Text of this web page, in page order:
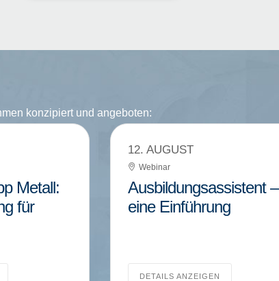
konzipiert und angeboten:
Metall:
für
12. AUGUST
Webinar
Ausbildungsassistent –
eine Einführung
DETAILS ANZEIGEN